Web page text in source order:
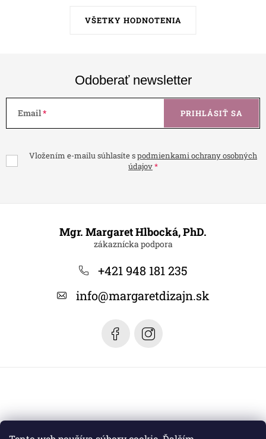
VŠETKY HODNOTENIA
Odoberať newsletter
Email
Vložením e-mailu súhlasíte spodmienkami ochrany osobných
údajov
PRIHLÁSIŤ SA
Mgr. Margaret Hlbocká, PhD.
+421 948 181 235
info@margaretdizajn.sk